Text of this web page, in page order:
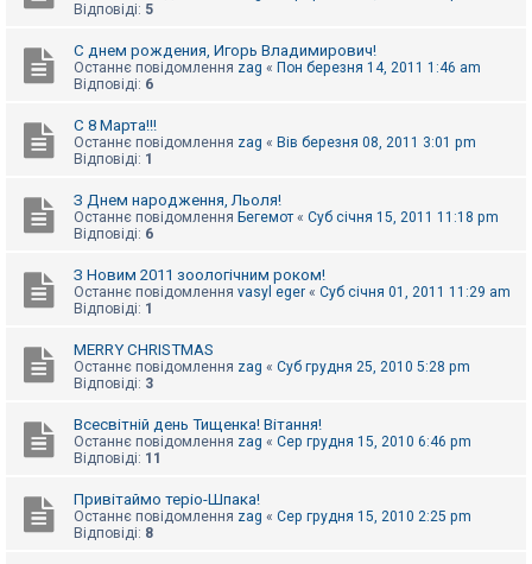
Відповіді: 5
С днем рождения, Игорь Владимирович!
Останнє повідомлення zag « Пон березня 14, 2011 1:46 am
Відповіді: 6
С 8 Марта!!!
Останнє повідомлення zag « Вів березня 08, 2011 3:01 pm
Відповіді: 1
З Днем народження, Льоля!
Останнє повідомлення Бегемот « Суб січня 15, 2011 11:18 pm
Відповіді: 6
З Новим 2011 зоологічним роком!
Останнє повідомлення vasyl eger « Суб січня 01, 2011 11:29 am
Відповіді: 1
MERRY CHRISTMAS
Останнє повідомлення zag « Суб грудня 25, 2010 5:28 pm
Відповіді: 3
Всесвітній день Тищенка! Вітання!
Останнє повідомлення zag « Сер грудня 15, 2010 6:46 pm
Відповіді: 11
Привітаймо теріо-Шпака!
Останнє повідомлення zag « Сер грудня 15, 2010 2:25 pm
Відповіді: 8